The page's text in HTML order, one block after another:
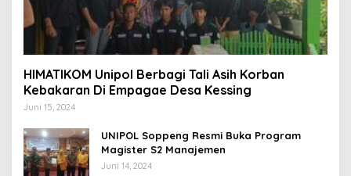
HIMATIKOM Unipol Berbagi Tali Asih Korban
Kebakaran Di Empagae Desa Kessing
Juni 15, 2024
UNIPOL Soppeng Resmi Buka Program
Magister S2 Manajemen
Juni 14, 2024